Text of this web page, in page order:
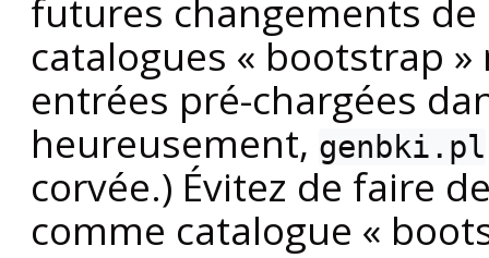
futures changements
catalogues « bootstrap »
entrées pré-chargées
heureusement, genbki.pl
corvée.) Évitez de faire
comme catalogue «